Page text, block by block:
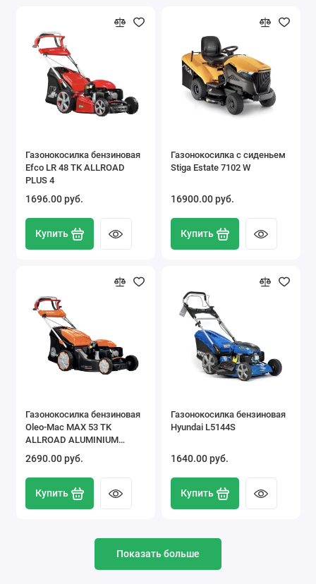
Газонокосилка бензиновая
Efco LR 48 TK ALLROAD
PLUS 4
1696.00 pуб.
Купить
Газонокосилка с сиденьем
Stiga Estate 7102 W
16900.00 pуб.
Купить
Газонокосилка бензиновая
Oleo-Mac MAX 53 TK
ALLROAD ALUMINIUM
(2026)
2690.00 pуб.
Купить
Газонокосилка бензиновая
Hyundai L5144S
1640.00 pуб.
Купить
Показать больше